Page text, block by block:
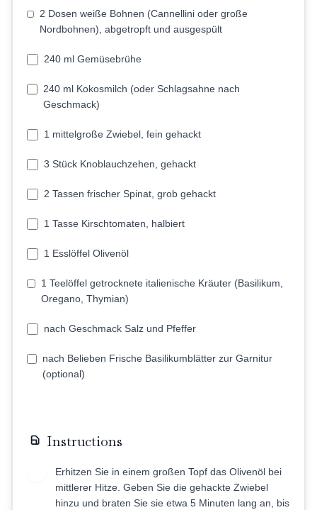
2 Dosen weiße Bohnen (Cannellini oder große
Nordbohnen), abgetropft und ausgespült
240 ml Gemüsebrühe
240 ml Kokosmilch (oder Schlagsahne nach
Geschmack)
1 mittelgroße Zwiebel, fein gehackt
3 Stück Knoblauchzehen, gehackt
2 Tassen frischer Spinat, grob gehackt
1 Tasse Kirschtomaten, halbiert
1 Esslöffel Olivenöl
1 Teelöffel getrocknete italienische Kräuter (Basilikum,
Oregano, Thymian)
nach Geschmack Salz und Pfeffer
nach Belieben Frische Basilikumblätter zur Garnitur
(optional)
Instructions
Erhitzen Sie in einem großen Topf das Olivenöl bei
mittlerer Hitze. Geben Sie die gehackte Zwiebel
hinzu und braten Sie sie etwa 5 Minuten lang an, bis